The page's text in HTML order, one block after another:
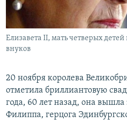
Все сайты РСЕ/РС
Елизавета II, мать четверых
внуков
20 ноября королева
отметила бриллиантовую
года, 60 лет назад, она
Филиппа, герцога